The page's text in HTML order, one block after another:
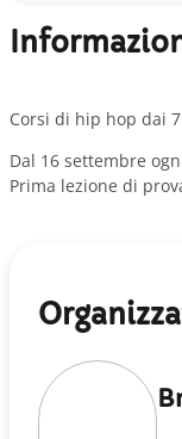
Corsi di hip hop dai
Dal 16 settembre
Prima lezione di